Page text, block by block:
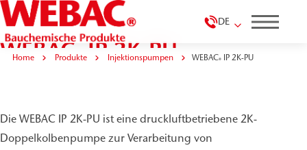
DE
Home Produkte Injektionspumpen WEBAC®IP 2K-PU
WEBAC®IP 2K-PU
Die WEBAC IP 2K-PU ist eine druckluftbetriebene 2K-
Doppelkolbenpumpe zur Verarbeitung von